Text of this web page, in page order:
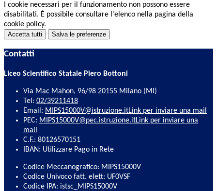
I cookie necessari per il funzionamento non possono essere
disabilitati. È possibile consultare l'elenco nella pagina della
cookie policy.
Accetta tutti Salva le preferenze
Contatti
Liceo Scientifico Statale Piero Bottoni
Via Mac Mahon, 96/98 20155 Milano (MI)
Tel: 02/39211418
Email: MIPS15000V@istruzione.itLink per inviare una mail
PEC: MIPS15000V@pec.istruzione.itLink per inviare una
mail
C.F.: 80126570151
IBAN: Utilizzare Pago in Rete
Codice Meccanografico: MIPS15000V
Codice Univoco fatt. elett: UF0VSF
Codice IPA: istsc_MIPS15000V